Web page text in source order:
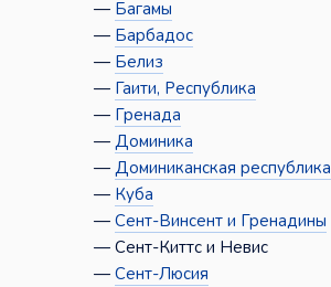
— Багамы
— Барбадос
— Белиз
— Гаити, Республика
— Гренада
— Доминика
— Доминиканская республика
— Куба
— Сент-Винсент и Гренадины
— Сент-Киттс и Невис
— Сент-Люсия